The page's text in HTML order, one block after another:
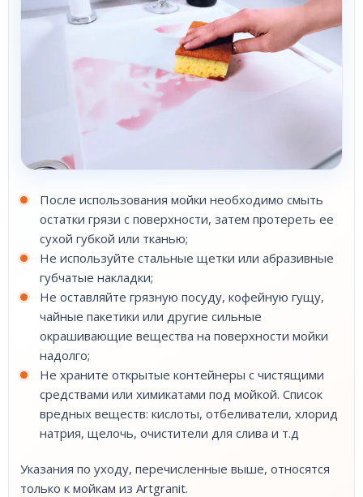
После использования мойки необходимо смыть
остатки грязи с поверхности, затем протереть ее
сухой губкой или тканью;
Не используйте стальные щетки или абразивные
губчатые накладки;
Не оставляйте грязную посуду, кофейную гущу,
чайные пакетики или другие сильные
окрашивающие вещества на поверхности мойки
надолго;
Не храните открытые контейнеры с чистящими
средствами или химикатами под мойкой. Список
вредных веществ: кислоты, отбеливатели, хлорид
натрия, щелочь, очистители для слива и т.д
Указания по уходу, перечисленные выше, относятся
только к мойкам из Artgranit.